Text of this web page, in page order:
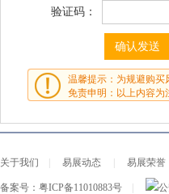
验证码：
温馨提示：为规避购买
免责申明：以上内容为
关于我们 易展动态 易展荣誉
备案号： 粤ICP备11010883号